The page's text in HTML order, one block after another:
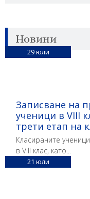
Новини
29юли
Записване на
ученици в VIII
трети етап на
Класираните
в VIII клас, като...
21 юли